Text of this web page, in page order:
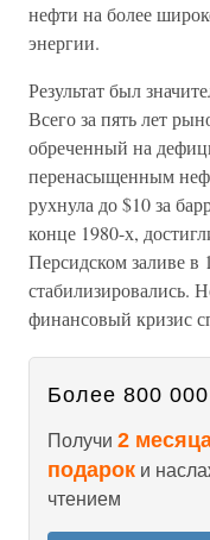
нефти на более
энергии.
Результат был
Всего за пять лет
обреченный на
перенасыщенным
рухнула до $10 за
конце 1980-х,
Персидском заливе в
стабилизировались.
финансовый кризис
Более 800 000
Получи 2
подарок и
чтением